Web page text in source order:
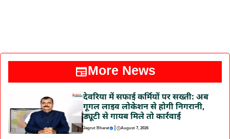
More News
देवरिया में सफाई कर्मियों पर सख्ती: अब
गूगल लाइव लोकेशन से होगी निगरानी,
ड्यूटी से गायब मिले तो कार्रवाई
Jagrut Bharat | August 7, 2026